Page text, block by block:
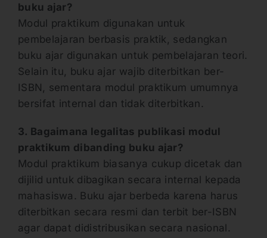
buku ajar?
Modul praktikum digunakan untuk
pembelajaran berbasis praktik, sedangkan
buku ajar digunakan untuk pembelajaran teori.
Selain itu, buku ajar wajib diterbitkan ber-
ISBN, sementara modul praktikum umumnya
bersifat internal dan tidak diterbitkan.
3. Bagaimana legalitas publikasi modul
praktikum dibanding buku ajar?
Modul praktikum biasanya cukup dicetak dan
dijilid untuk dibagikan secara internal kepada
mahasiswa. Buku ajar berbeda karena harus
diterbitkan secara resmi dan terbit ber-ISBN
agar dapat didistribusikan secara nasional.